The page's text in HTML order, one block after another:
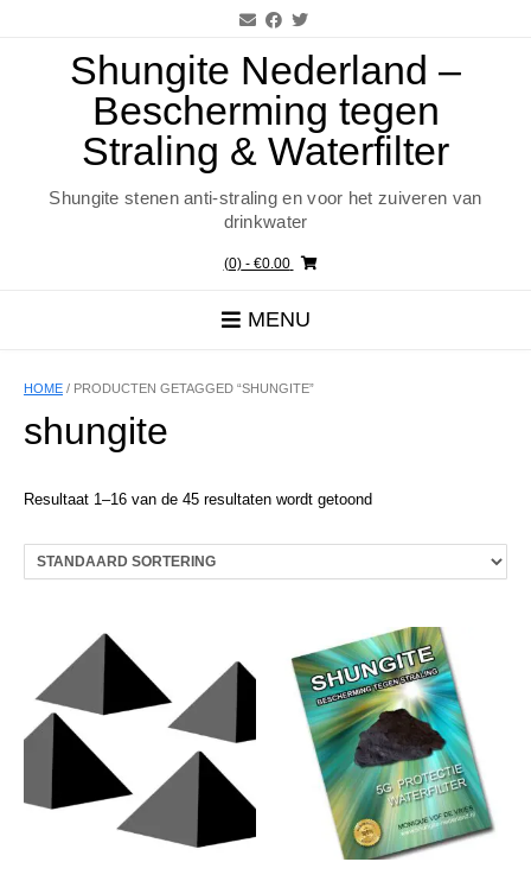
Shungite Nederland –
Bescherming tegen
Straling & Waterfilter
Shungite stenen anti-straling en voor het zuiveren van
drinkwater
(0)- €0.00
MENU
HOME / PRODUCTEN GETAGGED “SHUNGITE”
shungite
Resultaat 1–16 van de 45 resultaten wordt getoond